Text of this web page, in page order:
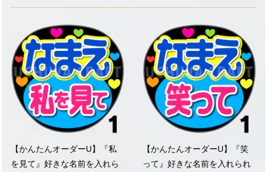
【かんたんオーダーU】『私
を見て』好きな名前を入れら
【かんたんオーダーU】『笑
って』好きな名前を入れられ